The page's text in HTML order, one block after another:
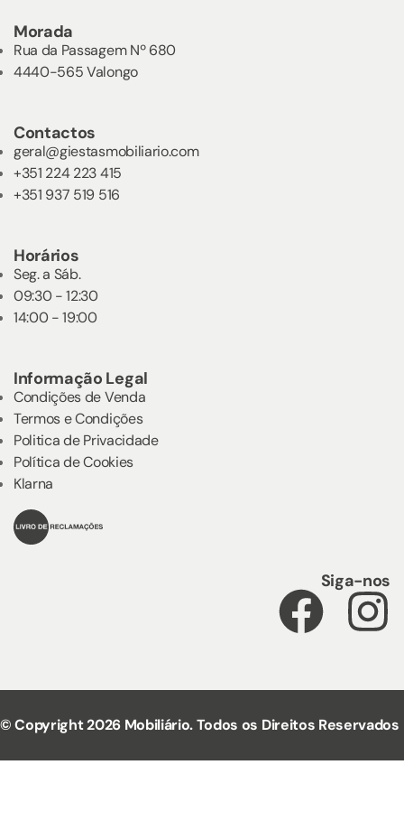
Morada
Rua da Passagem Nº 680
4440-565 Valongo
Contactos
geral@giestasmobiliario.com
+351 224 223 415
+351 937 519 516
Horários
Seg. a Sáb.
09:30 - 12:30
14:00 - 19:00
Informação Legal
Condições de Venda
Termos e Condições
Politica de Privacidade
Política de Cookies
Klarna
Siga-nos
© Copyright 2026 Mobiliário. Todos os Direitos Reservados